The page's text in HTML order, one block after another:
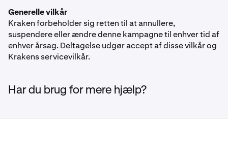
Generelle vilkår
Kraken forbeholder sig retten til at annullere,
suspendere eller ændre denne kampagne til enhver tid af
enhver årsag. Deltagelse udgør accept af disse vilkår og
Krakens servicevilkår.
Har du brug for mere hjælp?